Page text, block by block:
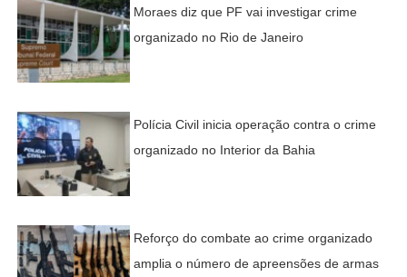
Moraes diz que PF vai investigar crime
organizado no Rio de Janeiro
Polícia Civil inicia operação contra o crime
organizado no Interior da Bahia
Reforço do combate ao crime organizado
amplia o número de apreensões de armas